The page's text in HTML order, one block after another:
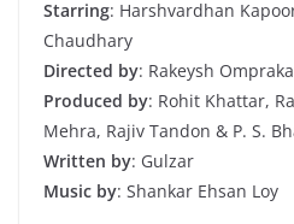
Starring: Harshvardhan
Chaudhary
Directed by: Rakeysh
Produced by: Rohit Khattar,
Mehra, Rajiv Tandon & P. S.
Written by: Gulzar
Music by: Shankar Ehsan Loy